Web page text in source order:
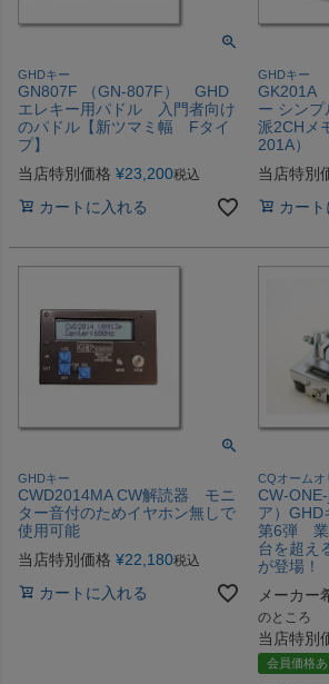
GHDキー
GN807F （GN-807F） GHD
エレキー用パドル 入門者向け
のパドル【新ツマミ幅 Fタイ
プ】
当店特別価格 ¥23,200税込
カートに入れる
GHDキー
GK201A
ー シン
派2CHメ
201A）
当店特別
カー
GHDキー
CWD2014MA CW解読器 モニ
ター音付のためイヤホン無しで
使用可能
当店特別価格 ¥22,180税込
カートに入れる
CQオームオ
CW-
ア）GHD
第6弾 業
台を超え
が登場！
メーカー
のところ
当店特別
会員価格あ